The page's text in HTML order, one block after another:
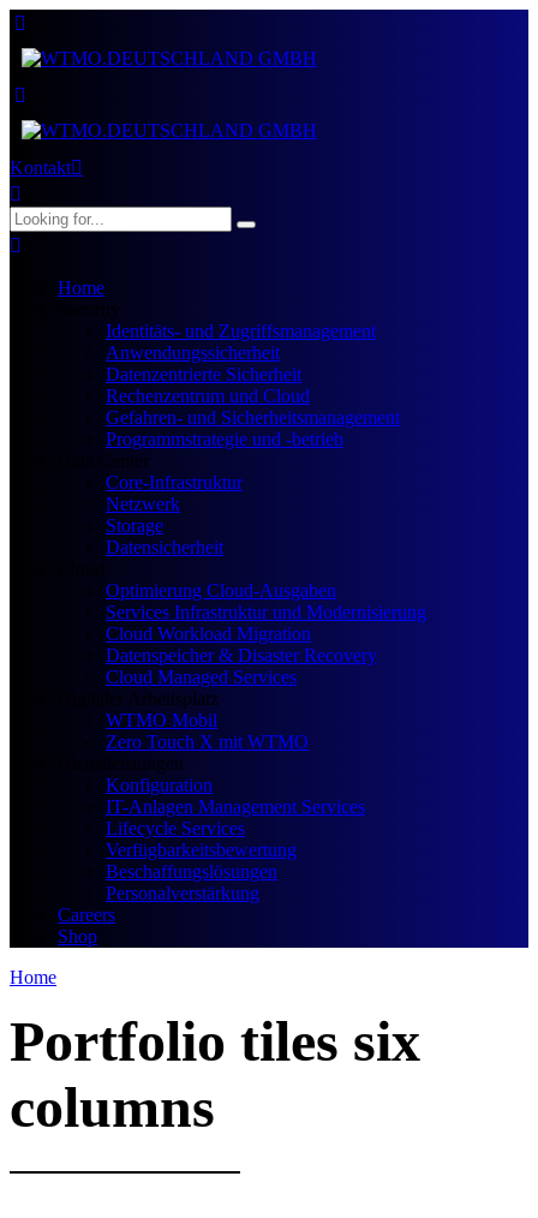
Kontakt
Home
Security
Identitäts- und Zugriffsmanagement
Anwendungssicherheit
Datenzentrierte Sicherheit
Rechenzentrum und Cloud
Gefahren- und Sicherheitsmanagement
Programmstrategie und -betrieb
Data Center
Core-Infrastruktur
Netzwerk
Storage
Datensicherheit
Optimierung Cloud-Ausgaben
Services Infrastruktur und Modernisierung
Cloud Workload Migration
Datenspeicher & Disaster Recovery
Cloud Managed Services
Digitaler Arbeitsplatz
WTMO Mobil
Zero Touch X mit WTMO
Dienstleistungen
Konfiguration
IT-Anlagen Management Services
Lifecycle Services
Verfügbarkeitsbewertung
Beschaffungslösungen
Personalverstärkung
Careers
Shop
Home
Portfolio tiles six
columns